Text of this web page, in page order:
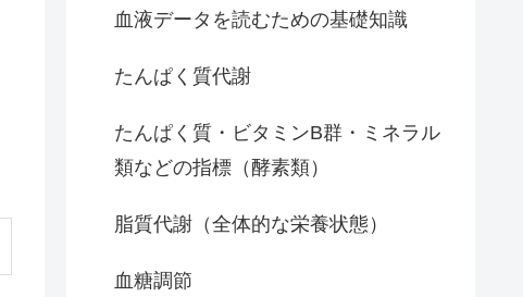
血液データを読むための基礎知識
たんぱく質代謝
たんぱく質・ビタミンB群・ミネラル
類などの指標（酵素類）
脂質代謝（全体的な栄養状態）
血糖調節